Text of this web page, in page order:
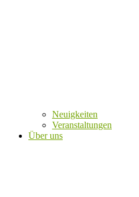
Neuigkeiten
Veranstaltungen
Über uns